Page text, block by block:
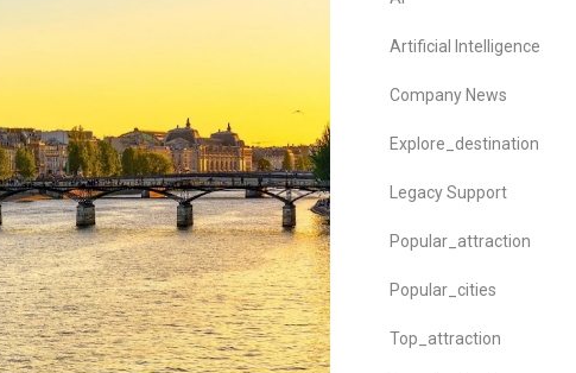
Artificial Intelligence
Company News
Explore_destination
Legacy Support
Popular_attraction
Popular_cities
Top_attraction